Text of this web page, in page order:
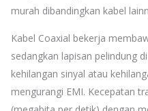
murah dibandingkan kabel
Kabel Coaxial bekerja
sedangkan lapisan pelindung
kehilangan sinyal atau
mengurangi EMI. Kecepatan